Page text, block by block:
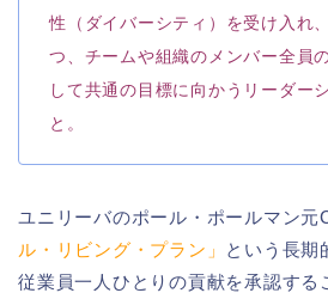
性（ダイバーシティ）を受け入れ
つ、チームや組織のメンバー全員
して共通の目標に向かうリーダー
と。
ユニリーバのポール・ポールマン元
ル・リビング・プラン」 という長期
従業員一人ひとりの貢献を承認する